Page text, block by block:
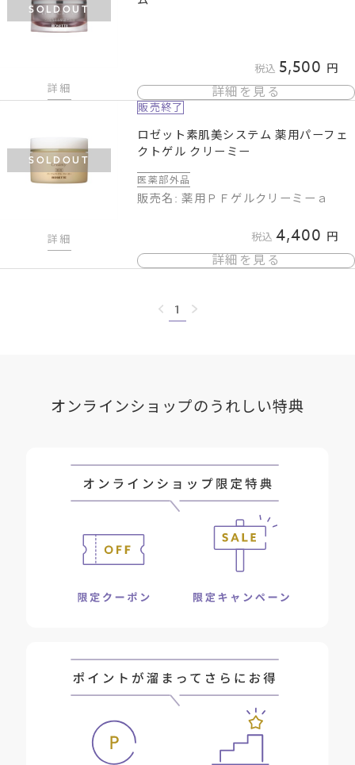
SOLDOUT
詳細
税込 5,500
詳細を見る
SOLDOUT
詳細
販売終了
ロゼット素肌美システム 薬用パーフェ
クトゲル クリーミー
医薬部外品
販売名: 薬用ＰＦゲルクリーミーａ
税込 4,400
詳細を見る
1
オンラインショップのうれしい特典